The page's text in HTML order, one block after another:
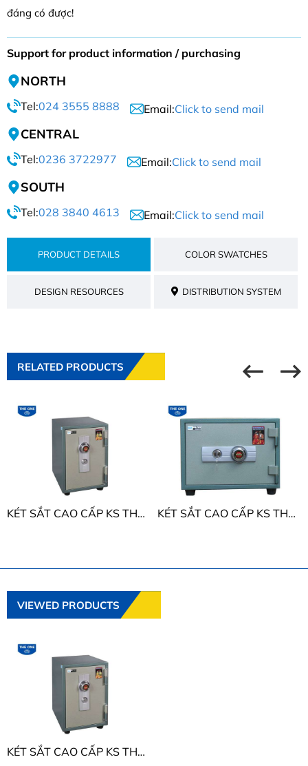
đáng có được!
Support for product information / purchasing
NORTH
Tel:024 3555 8888 Email:Click to send mail
CENTRAL
Tel:0236 3722977 Email:Click to send mail
SOUTH
Tel:028 3840 4613 Email:Click to send mail
PRODUCT DETAILS COLOR SWATCHES
DESIGN RESOURCES DISTRIBUTION SYSTEM
RELATED PRODUCTS
KÉT SẮT CAO CẤP KS THE ONE KS50D KÉT SẮT CAO CẤP KS THE ONE KS50N
VIEWED PRODUCTS
KÉT SẮT CAO CẤP KS THE ONE KS35D